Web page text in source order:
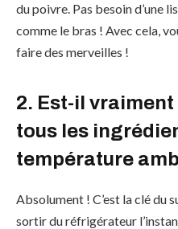
du poivre. Pas besoin d’une
comme le bras ! Avec cela,
faire des merveilles !
2. Est-il
tous les
température
Absolument ! C’est la clé du
sortir du réfrigérateur